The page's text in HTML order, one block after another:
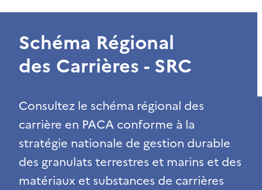
Schéma Régional
des Carrières - SRC
Consultez le schéma régional des
carrière en PACA conforme à la
stratégie nationale de gestion durable
des granulats terrestres et marins et des
matériaux et substances de carrières